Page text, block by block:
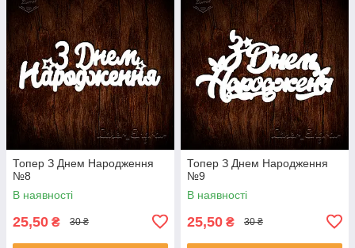
Топер З Днем Народження
№8
В наявності
25,50 ₴ 30 ₴
Топер З Днем Народження
№9
В наявності
25,50 ₴ 30 ₴